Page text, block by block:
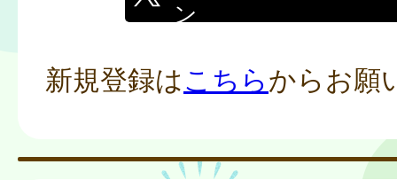
ン
新規登録はこちらからお願